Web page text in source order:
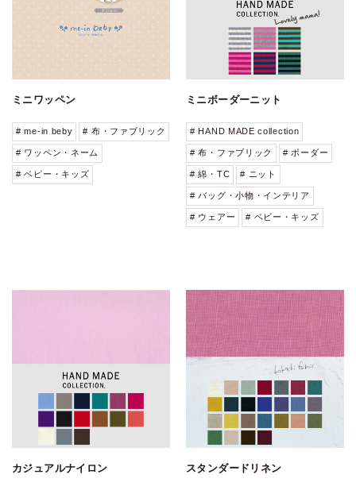
ミニワッペン
# me-in beby # 布・ファブリック
# ワッペン・ネーム
# ベビー・キッズ
ミニボーダーニット
# HAND MADE collection
# 布・ファブリック # ボーダー
# 綿・TC # ニット
# バッグ・小物・インテリア
# ウェアー # ベビー・キッズ
カジュアルナイロン スタンダードリネン